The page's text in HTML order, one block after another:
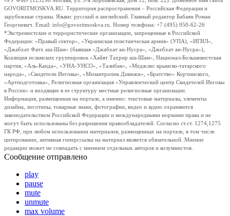
GOVORITMOSKVA.RU. Территория распространения – Российская Федерация и
зарубежные страны. Языки: русский и английский. Главный редактор Бабаян Роман
Георгиевич. Email: info@govoritmoskva.ru. Номер телефона: +7 (495) 950-62-26
*Экстремистские и террористические организации, запрещенные в Российской
Федерации: «Правый сектор», «Украинская повстанческая армия» (УПА), «ИГИЛ»,
«Джабхат Фатх аш-Шам» (бывшая «Джабхат ан-Нусра», «Джебхат ан-Нусра»),
Коалиция исламских группировок «Хайят Тахрир аш-Шам», Национал-Большевистская
партия, «Аль-Каида», «УНА-УНСО», «Талибан», «Меджлис крымско-татарского
народа», «Свидетели Иеговы», «Мизантропик Дивижн», «Братство» Корчинского,
«Артподготовка», Религиозная организация «Управленческий центр Свидетелей Иеговы
в России» и входящие в ее структуру местные религиозные организации.
Информация, размещенная на портале, а именно: текстовые материалы, элементы
дизайна, логотипы, товарные знаки, фотографии, видео и аудио охраняются
законодательством Российской Федерации и международными нормами права и не
могут быть использованы без разрешения правообладателей. Согласно ст.ст. 1274,1275
ГК РФ, при любом использовании материалов, размещенных на портале, в том числе
цитировании, активная гиперссылка на материал является обязательной. Мнение
редакции может не совпадать с мнением отдельных авторов и колумнистов.
Сообщение отправлено
play
pause
mute
unmute
max volume